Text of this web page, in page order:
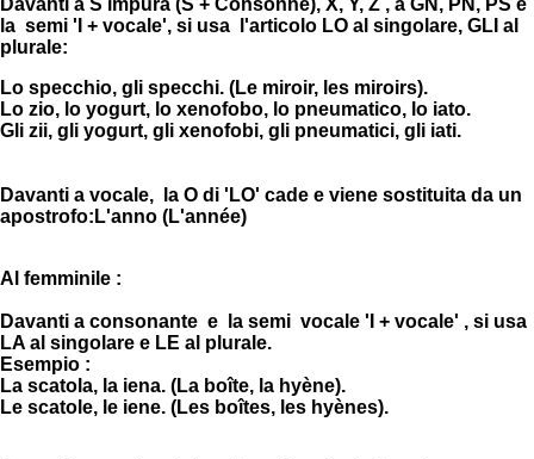
la semi 'I + vocale', si usa l'articolo LO al singolare, GLI al
plurale:
Lo specchio, gli specchi. (Le miroir, les miroirs).
Lo zio, lo yogurt, lo xenofobo, lo pneumatico, lo iato.
Gli zii, gli yogurt, gli xenofobi, gli pneumatici, gli iati.
Davanti a vocale, la O di 'LO' cade e viene sostituita da un
apostrofo:L'anno (L'année)
Al femminile :
Davanti a consonante e la semi vocale 'I + vocale' , si usa
LA al singolare e LE al plurale.
Esempio :
La scatola, la iena. (La boîte, la hyène).
Le scatole, le iene. (Les boîtes, les hyènes).